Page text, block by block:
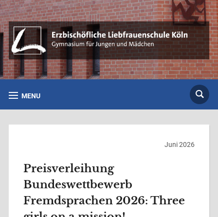
MENU
Juni 2026
Preisverleihung
Bundeswettbewerb
Fremdsprachen 2026: Three